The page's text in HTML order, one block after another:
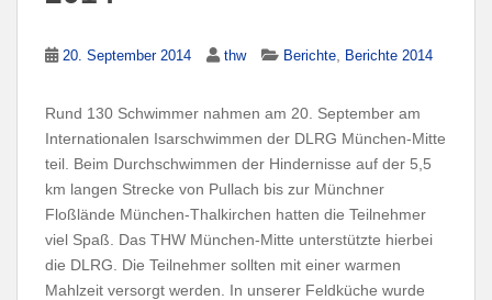
20. September 2014 thw Berichte Berichte 2014
Rund 130 Schwimmer nahmen am 20. September am
Internationalen Isarschwimmen der DLRG München-Mitte
teil. Beim Durchschwimmen der Hindernisse auf der 5,5
km langen Strecke von Pullach bis zur Münchner
Floßlände München-Thalkirchen hatten die Teilnehmer
viel Spaß. Das THW München-Mitte unterstützte hierbei
die DLRG. Die Teilnehmer sollten mit einer warmen
Mahlzeit versorgt werden. In unserer Feldküche wurde